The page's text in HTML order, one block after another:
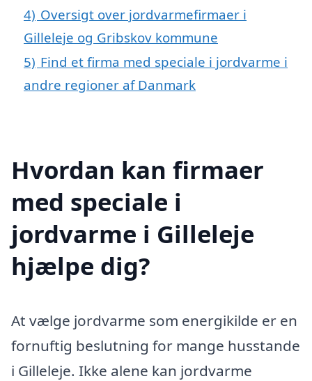
4) Oversigt over jordvarmefirmaer i
Gilleleje og Gribskov kommune
5) Find et firma med speciale i jordvarme i
andre regioner af Danmark
Hvordan kan firmaer
med speciale i
jordvarme i Gilleleje
hjælpe dig?
At vælge jordvarme som energikilde er en
fornuftig beslutning for mange husstande
i Gilleleje. Ikke alene kan jordvarme